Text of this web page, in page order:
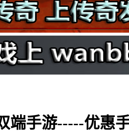
端手游-----优